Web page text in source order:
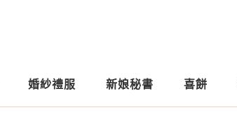
婚紗禮服 新娘秘書 喜餅